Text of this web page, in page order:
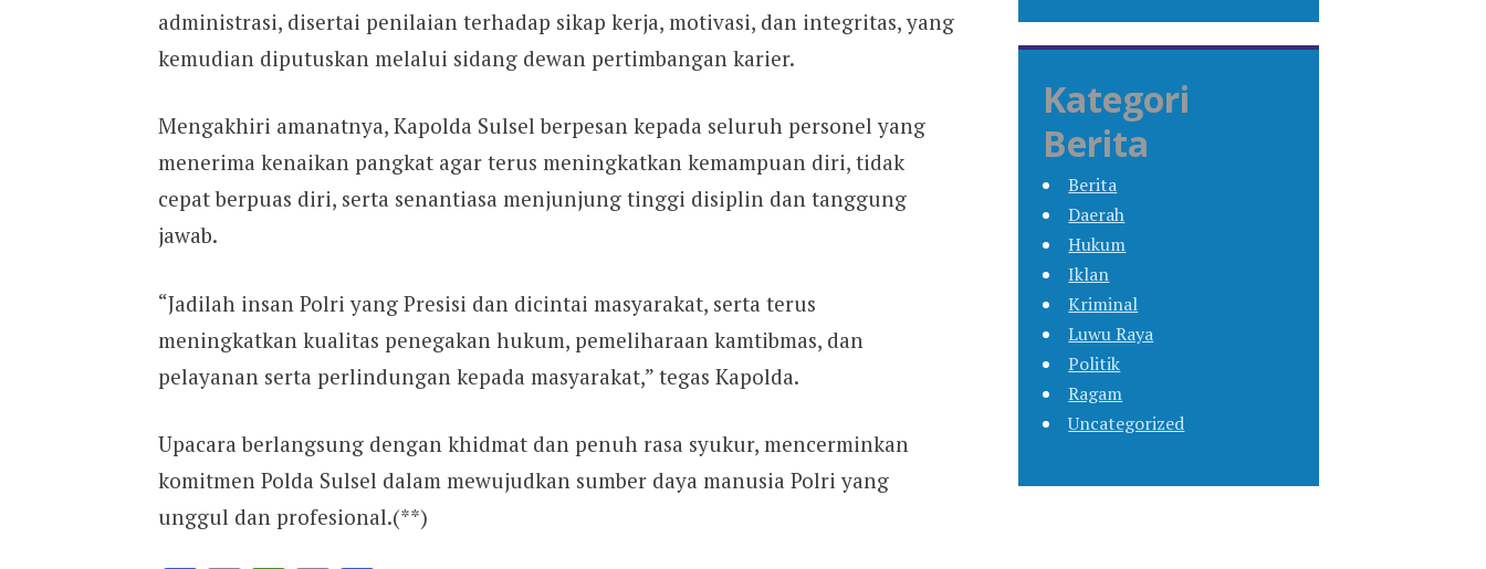
administrasi, disertai penilaian terhadap sikap kerja, motivasi, dan integritas, yang
kemudian diputuskan melalui sidang dewan pertimbangan karier.
Mengakhiri amanatnya, Kapolda Sulsel berpesan kepada seluruh personel yang
menerima kenaikan pangkat agar terus meningkatkan kemampuan diri, tidak
cepat berpuas diri, serta senantiasa menjunjung tinggi disiplin dan tanggung
jawab.
“Jadilah insan Polri yang Presisi dan dicintai masyarakat, serta terus
meningkatkan kualitas penegakan hukum, pemeliharaan kamtibmas, dan
pelayanan serta perlindungan kepada masyarakat,” tegas Kapolda.
Upacara berlangsung dengan khidmat dan penuh rasa syukur, mencerminkan
komitmen Polda Sulsel dalam mewujudkan sumber daya manusia Polri yang
unggul dan profesional.(**)
Kategori
Berita
Berita
Daerah
Hukum
Iklan
Kriminal
Luwu Raya
Politik
Ragam
Uncategorized